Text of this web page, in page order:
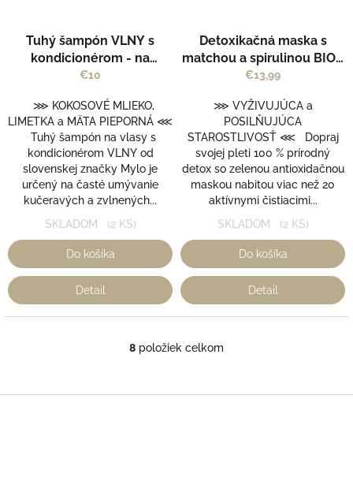
Tuhý šampón VLNY s
kondicionérom - na
kučeravé a zvlnené vlasy -
€10
⋙ KOKOSOVÉ MLIEKO,
LIMETKA a MÄTA PIEPORNÁ ⋘
Tuhý šampón na vlasy s
kondicionérom VLNY od
slovenskej značky Mylo je
určený na časté umývanie
kučeravých a zvlnených...
SKLADOM (2 KS)
Do košíka
Detail
Detoxikačná maska s
matchou a spirulinou BIO -
Purity Vision
€13,99
⋙ VYŽIVUJÚCA a
POSILŇUJÚCA
STAROSTLIVOSŤ ⋘ Dopraj
svojej pleti 100 % prírodný
detox so zelenou antioxidačnou
maskou nabitou viac než 20
aktívnymi čistiacimi...
SKLADOM (2 KS)
Do košíka
Detail
O
á
8 položiek celkom